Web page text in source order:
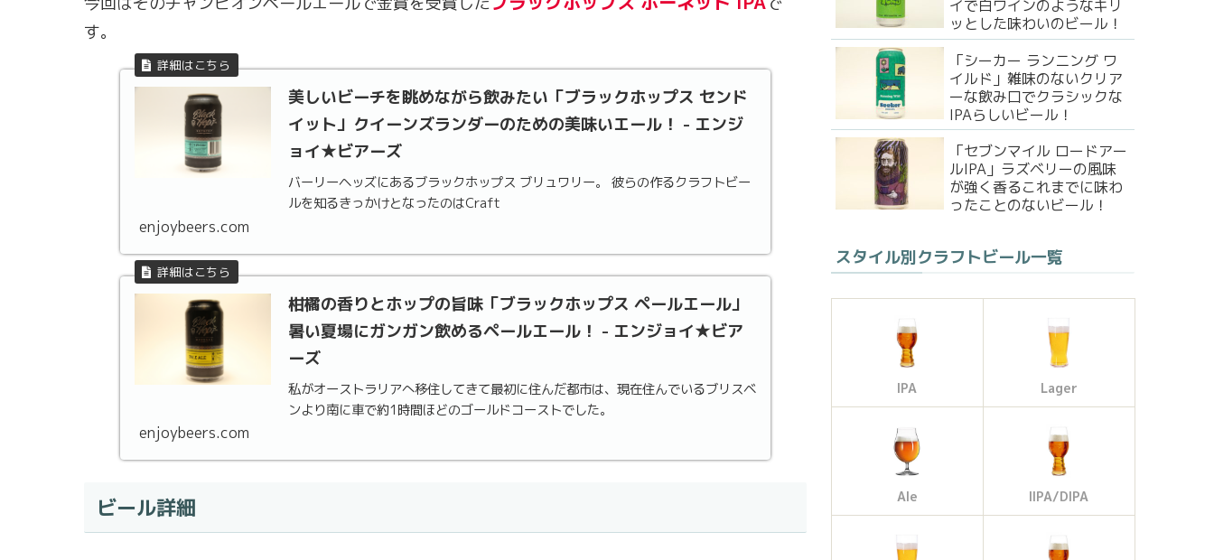
す。
美しいビーチを眺めながら飲みたい「ブラックホップス センド
イット」クイーンズランダーのための美味いエール！ - エンジ
ョイ★ビアーズ
バーリーヘッズにあるブラックホップス ブリュワリー。 彼らの作るクラフトビー
ルを知るきっかけとなったのはCraft
enjoybeers.com
柑橘の香りとホップの旨味「ブラックホップス ペールエール」
暑い夏場にガンガン飲めるペールエール！ - エンジョイ★ビア
ーズ
私がオーストラリアへ移住してきて最初に住んだ都市は、現在住んでいるブリスベ
ンより南に車で約1時間ほどのゴールドコーストでした。
enjoybeers.com
ビール詳細
イで白ワインのようなキリ
ッとした味わいのビール！
「シーカー ランニング ワ
イルド」雑味のないクリア
ーな飲み口でクラシックな
IPAらしいビール！
「セブンマイル ロードアー
ルIPA」ラズベリーの風味
が強く香るこれまでに味わ
ったことのないビール！
スタイル別クラフトビール一覧
IPA Lager
Ale IIPA/DIPA